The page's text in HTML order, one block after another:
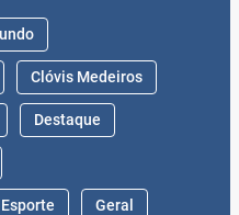
Clóvis Medeiros
Destaque
Esporte Geral